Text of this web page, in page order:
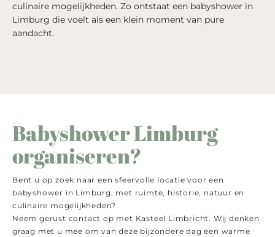
culinaire mogelijkheden. Zo ontstaat een babyshower in
Limburg die voelt als een klein moment van pure
aandacht.
Babyshower Limburg
organiseren?
Bent u op zoek naar een sfeervolle locatie voor een
babyshower in Limburg, met ruimte, historie, natuur en
culinaire mogelijkheden?
Neem gerust contact op met Kasteel Limbricht. Wij denken
graag met u mee om van deze bijzondere dag een warme